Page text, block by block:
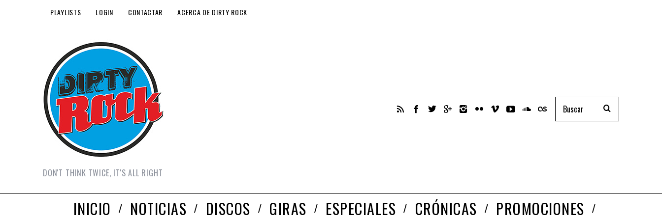
PLAYLISTS LOGIN CONTACTAR ACERCA DE DIRTY ROCK
DON'T THINK TWICE, IT'S ALL RIGHT
INICIO NOTICIAS DISCOS GIRAS ESPECIALES CRÓNICAS PROMOCIONES